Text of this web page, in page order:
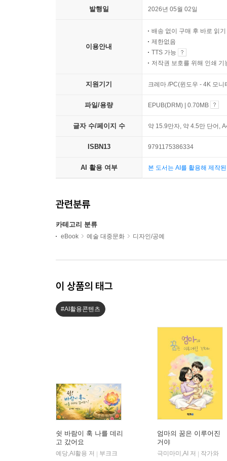
발행일 2026년 05월 02일
이용안내
배송 없이 구매 후 바로 읽기
제한없음
TTS 가능
저작권 보호를 위해 인쇄 기
지원기기 크레마 /PC(윈도우 - 4K 모
파일/용량 EPUB(DRM) | 0.70MB
글자 수/페이지 수 약 15.9만자, 약 4.5만 단어,
ISBN13 9791175386334
AI 활용 여부 본 도서는 AI를 활용해 제작
관련분류
카테고리 분류
eBook 예술 대중문화 디자인/공예
이 상품의 태그
#AI활용콘텐츠
쉿 바람이 훅 나를 데리
고 갔어요
예당,AI활용 저 | 부크크
엄마의 꿈은 이루어진
거야
극미마미,AI 저 | 작가와